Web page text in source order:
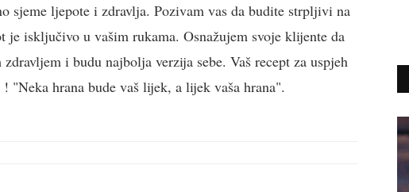
sjeme ljepote i zdravlja. Pozivam vas da budite strpljivi na
je isključivo u vašim rukama. Osnažujem svoje klijente da
i budu najbolja verzija sebe. Vaš recept za uspjeh
"Neka hrana bude vaš lijek, a lijek vaša hrana".